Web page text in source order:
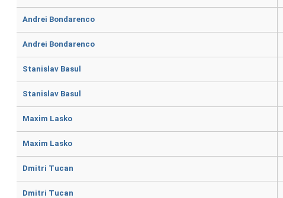
Andrei Bondarenco
Andrei Bondarenco
Stanislav Basul
Stanislav Basul
Maxim Lasko
Maxim Lasko
Dmitri Tucan
Dmitri Tucan